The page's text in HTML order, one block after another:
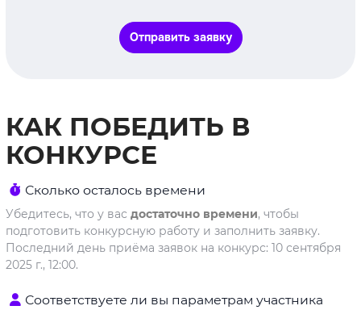
Отправить заявку
КАК ПОБЕДИТЬ В
КОНКУРСЕ
Сколько осталось времени
Убедитесь, что у вас достаточно времени, чтобы
подготовить конкурсную работу и заполнить заявку.
Последний день приёма заявок на конкурс: 10 сентября
2025 г., 12:00.
Соответствуете ли вы параметрам участника